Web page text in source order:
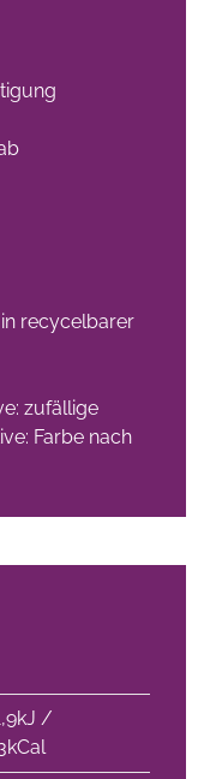
recycelbarer
zufällige
Farbe nach
/